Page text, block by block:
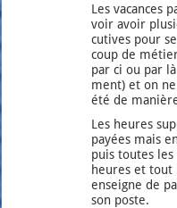
Les vacances
voir avoir
cu­tives pour
coup de
par ci ou par
ment) et on
été de
Les heures
payées mais
puis toutes
heures et tout
enseigne de
son poste.